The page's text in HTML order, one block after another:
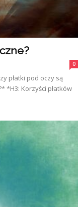
0
płatki pod oczy są
*H3: Korzyści płatków